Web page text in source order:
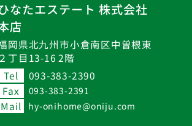
なたエステート 株式会社
店
岡県北九州市小倉南区中曽根東
２丁目13-16 2階
Tel
093-383-2390
Fax
093-383-2391
Mail hy-onihome@oniju.com